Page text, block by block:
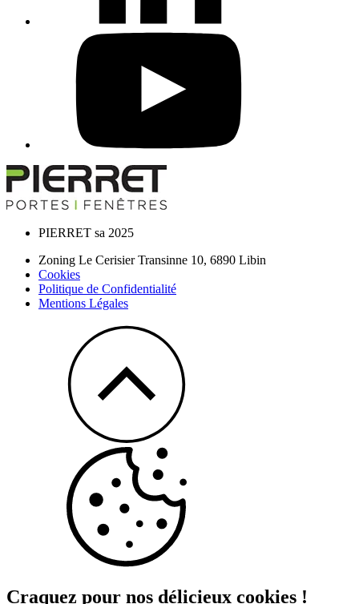
PIERRET sa 2025
Zoning Le Cerisier Transinne 10, 6890 Libin
Cookies
Politique de Confidentialité
Mentions Légales
Craquez pour nos délicieux cookies !